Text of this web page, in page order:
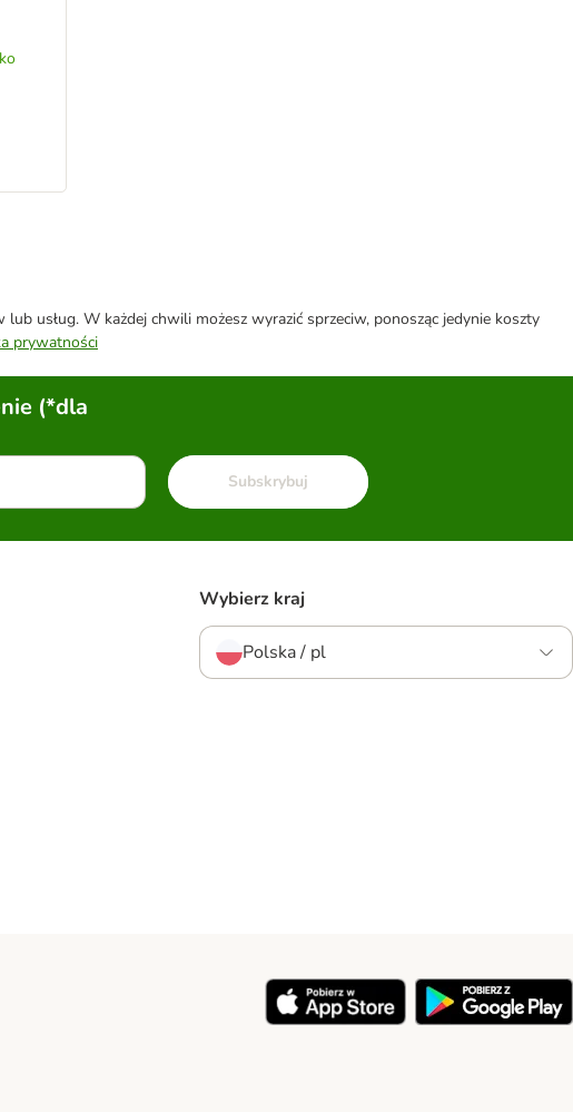
usług. W każdej chwili możesz wyrazić sprzeciw, ponosząc jedynie koszty
prywatności
(*dla
Subskrybuj
Wybierz kraj
Polska / pl